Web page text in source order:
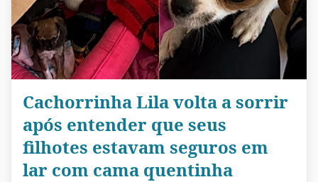
Cachorrinha Lila volta a sorrir
após entender que seus
filhotes estavam seguros em
lar com cama quentinha